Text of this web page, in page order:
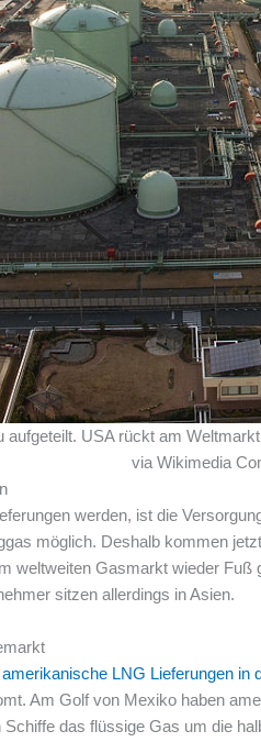
USA rückt am
via Wikimedia
werden, ist die
möglich. Deshalb kommen
weltweiten Gasmarkt wieder
sitzen allerdings in Asien.
amerikanische LNG Lieferungen in
Am Golf von Mexiko haben
das flüssige Gas um die